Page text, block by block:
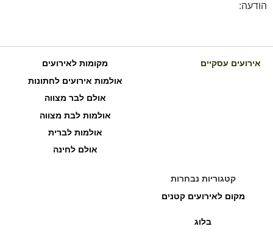
הודעה:
אירועים עסקיים
מקומות לאירועים
אולמות אירועים לחתונות
אולם לבר מצווה
אולמות לבת מצווה
אולמות לברית
אולם לחינה
קטגוריות נבחרות
מקום לאירועים קטנים
בלוג